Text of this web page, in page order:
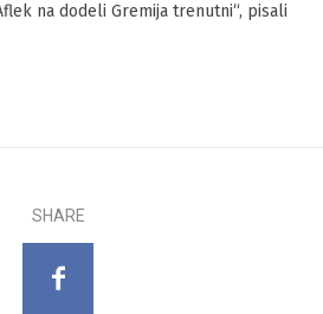
na dodeli Gremija trenutni“, pisali
SHARE